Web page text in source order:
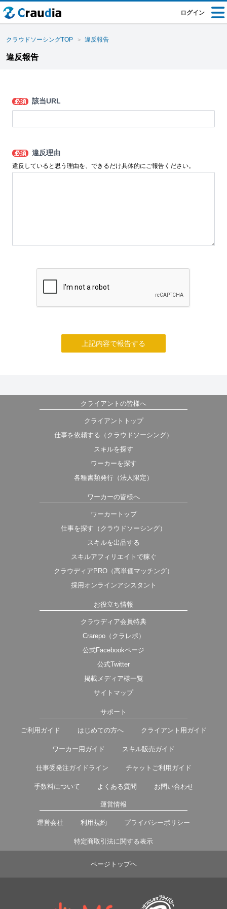
ログイン
クラウドソーシングTOP 違反報告
違反報告
必須 該当URL
必須 違反理由
違反していると思う理由を、できるだけ具体的にご報告ください。
上記内容で報告する
クライアントの皆様へ
クライアントトップ
仕事を依頼する（クラウドソーシング）
スキルを探す
ワーカーを探す
各種書類発行（法人限定）
ワーカーの皆様へ
ワーカートップ
仕事を探す（クラウドソーシング）
スキルを出品する
スキルアフィリエイトで稼ぐ
クラウディアPRO（高単価マッチング）
採用オンラインアシスタント
お役立ち情報
クラウディア会員特典
Crarepo（クラレポ）
公式Facebookページ
公式Twitter
掲載メディア様一覧
サイトマップ
サポート
ご利用ガイド はじめての方へ クライアント用ガイド
ワーカー用ガイド スキル販売ガイド
仕事受発注ガイドライン チャットご利用ガイド
手数料について よくある質問 お問い合わせ
運営情報
運営会社 利用規約 プライバシーポリシー
特定商取引法に関する表示
ページトップヘ